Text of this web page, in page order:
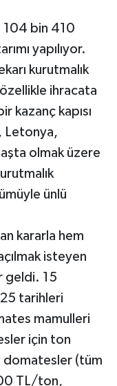
104 bin 410
yapılıyor.
kurutmalık
ihracata
kazanç kapısı
Letonya,
olmak üzere
ünlü
kararla hem
isteyen
geldi. 15
tarihleri
mamulleri
için ton
domatesler (tüm
TL/ton,